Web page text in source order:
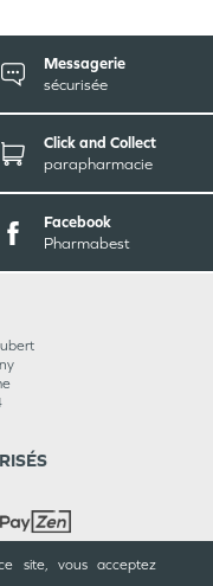
site, vous acceptez
Messagerie
sécurisée
Click and Collect
parapharmacie
Facebook
Pharmabest